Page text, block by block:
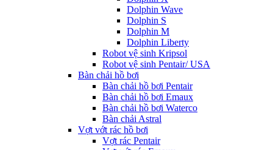
Dolphin Wave
Dolphin S
Dolphin M
Dolphin Liberty
Robot vệ sinh Kripsol
Robot vệ sinh Pentair/ USA
Bàn chải hồ bơi
Bàn chải hồ bơi Pentair
Bàn chải hồ bơi Emaux
Bàn chải hồ bơi Waterco
Bàn chải Astral
Vợt vớt rác hồ bơi
Vợt rác Pentair